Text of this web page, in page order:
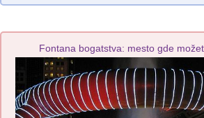
Fontana bogatstva: mesto gde